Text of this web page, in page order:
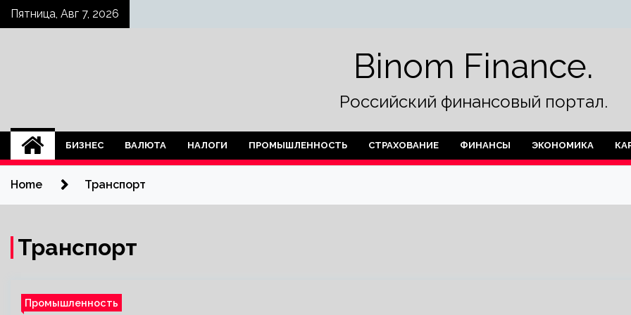
SkipПятница, Авг 7, 2026
Binom Finance.
Российский финансовый портал.
БИЗНЕС ВАЛЮТА НАЛОГИ ПРОМЫШЛЕННОСТЬ СТРАХОВАНИЕ ФИНАНСЫ ЭКОНОМИКА
Home Транспорт
Транспорт
Промышленность